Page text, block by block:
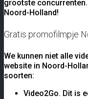
grootste
Noord-Holland!
Gratis promofilmpje
We kunnen niet alle
website in Noord-
soorten:
Video2Go. Dit is